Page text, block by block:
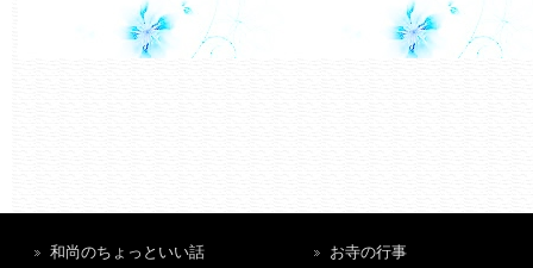
和尚のちょっといい話
お寺の行事